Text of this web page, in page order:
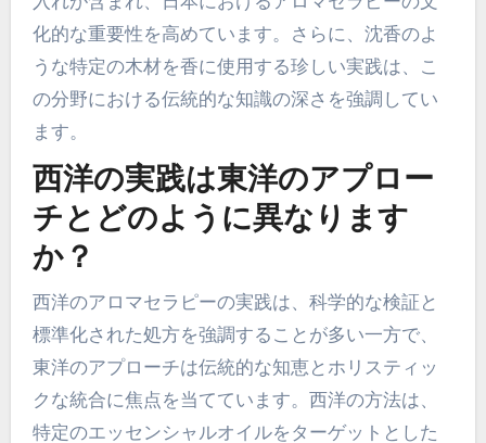
化的な重要性を高めています。さらに、沈香のよ
うな特定の木材を香に使用する珍しい実践は、こ
の分野における伝統的な知識の深さを強調してい
ます。
西洋の実践は東洋のアプロー
チとどのように異なります
か？
西洋のアロマセラピーの実践は、科学的な検証と
標準化された処方を強調することが多い一方で、
東洋のアプローチは伝統的な知恵とホリスティッ
クな統合に焦点を当てています。西洋の方法は、
特定のエッセンシャルオイルをターゲットとした